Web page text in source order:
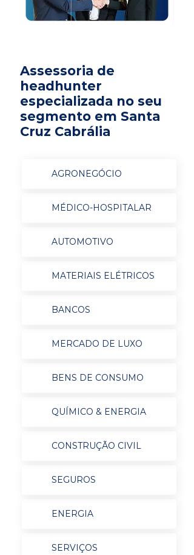
Assessoria de
headhunter
especializada no seu
segmento em Santa
Cruz Cabrália
AGRONEGÓCIO
MÉDICO-HOSPITALAR
AUTOMOTIVO
MATERIAIS ELÉTRICOS
BANCOS
MERCADO DE LUXO
BENS DE CONSUMO
QUÍMICO & ENERGIA
CONSTRUÇÃO CIVIL
SEGUROS
ENERGIA
SERVIÇOS